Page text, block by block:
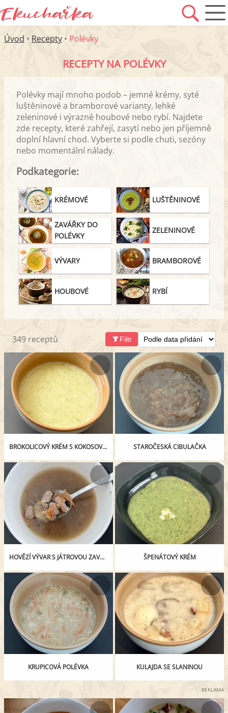
Úvod • Recepty • Polévky
RECEPTY NA POLÉVKY
Polévky mají mnoho podob – jemné krémy, syté
luštěninové a bramborové varianty, lehké
zeleninové i výrazné houbové nebo rybí. Najdete
zde recepty, které zahřejí, zasytí nebo jen příjemně
doplní hlavní chod. Vyberte si podle chuti, sezóny
nebo momentální nálady.
Podkategorie:
KRÉMOVÉ LUŠTĚNINOVÉ
ZAVÁŘKY DO
POLÉVKY
ZELENINOVÉ
VÝVARY BRAMBOROVÉ
HOUBOVÉ RYBÍ
349 receptů Filtr
BROKOLICOVÝ KRÉM S KOKOSOVÝM MLÉKEM STAROČESKÁ CIBULAČKA
HOVĚZÍ VÝVAR S JÁTROVOU ZAVÁŘKOU ŠPENÁTOVÝ KRÉM
KRUPICOVÁ POLÉVKA KULAJDA SE SLANINOU
REKLAMA